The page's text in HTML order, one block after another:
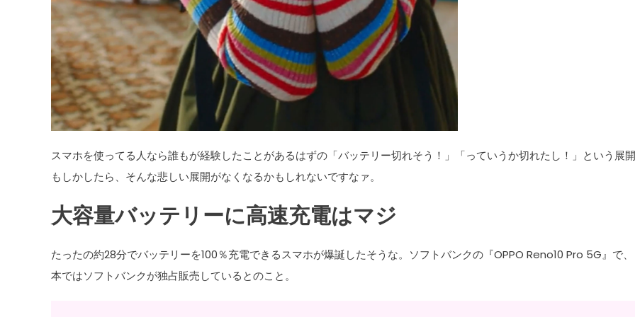
スマホを使ってる人なら誰もが経験したことがあるはずの「バッテリー切れそう！」「っていうか切れたし！」という展開
もしかしたら、そんな悲しい展開がなくなるかもしれないですなァ。
大容量バッテリーに高速充電はマジ
たったの約28分でバッテリーを100％充電できるスマホが爆誕したそうな。ソフトバンクの『OPPO Reno10 Pro 5G』で、
本ではソフトバンクが独占販売しているとのこと。